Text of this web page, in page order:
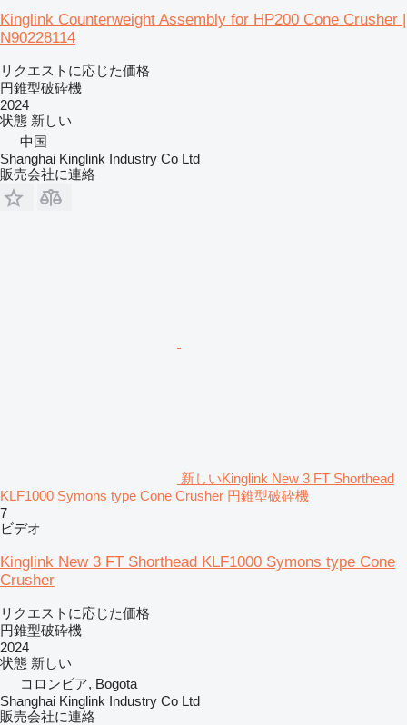
Kinglink Counterweight Assembly for HP200 Cone Crusher |
N90228114
リクエストに応じた価格
円錐型破砕機
2024
状態 新しい
中国
Shanghai Kinglink Industry Co Ltd
販売会社に連絡
新しいKinglink New 3 FT Shorthead
KLF1000 Symons type Cone Crusher 円錐型破砕機
7
ビデオ
Kinglink New 3 FT Shorthead KLF1000 Symons type Cone
Crusher
リクエストに応じた価格
円錐型破砕機
2024
状態 新しい
コロンビア, Bogota
Shanghai Kinglink Industry Co Ltd
販売会社に連絡